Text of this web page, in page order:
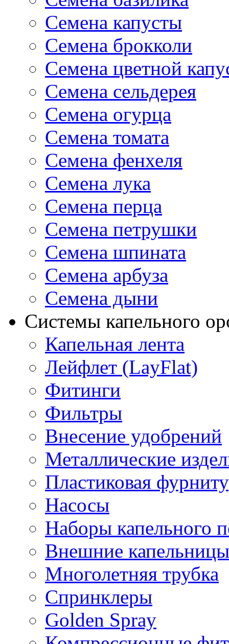
Семена капусты
Семена брокколи
Семена цветной
Семена сельдерея
Семена огурца
Семена томата
Семена фенхеля
Семена лука
Семена перца
Семена петрушки
Семена шпината
Семена арбуза
Семена дыни
Системы капельного
Капельная лента
Лейфлет (LayFlat)
Фитинги
Фильтры
Внесение удобрений
Металлические
Пластиковая
Насосы
Наборы капельного
Внешние капельницы
Многолетняя трубка
Спринклеры
Golden Spray